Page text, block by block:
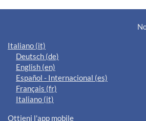
Blocchi supplementari
Italiano ‎(it)‎
Deutsch ‎(de)‎
English ‎(en)‎
Español - Internacional ‎(es)‎
Français ‎(fr)‎
Italiano ‎(it)‎
Ottieni l'app mobile